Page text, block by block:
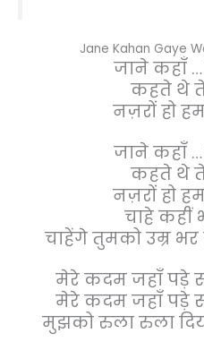
Jane Kahan Gaye
जाने कहाँ
कहते थे
नज़रों हो
जाने कहाँ
कहते थे
नज़रों हो
चाहे कहीं
चाहेंगे तुमको उम्र
मेरे कदम जहाँ पड़े
मेरे कदम जहाँ पड़े
मुझको रुला रुला